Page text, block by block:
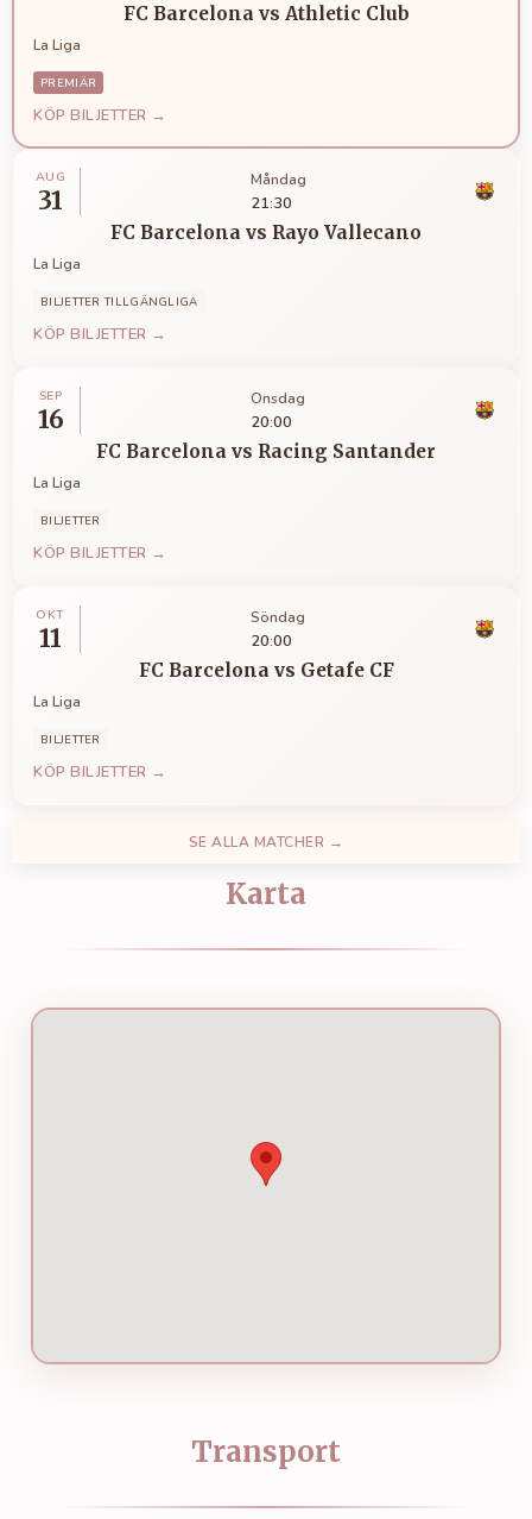
FC Barcelonavs Athletic Club
La Liga
PREMIÄR
KÖP BILJETTER →
AUG
31
Måndag
21:30
FC Barcelona vs Rayo Vallecano
La Liga
BILJETTER TILLGÄNGLIGA
KÖP BILJETTER →
SEP
16
Onsdag
20:00
FC Barcelona vs Racing Santander
La Liga
BILJETTER
KÖP BILJETTER →
OKT
11
Söndag
20:00
FC Barcelonavs Getafe CF
La Liga
BILJETTER
KÖP BILJETTER →
SE ALLA MATCHER →
Karta
Transport